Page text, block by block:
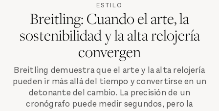
ESTILO
Breitling: Cuando el arte, la
sostenibilidad y la alta relojería
convergen
Breitling demuestra que el arte y la alta relojería
pueden ir más allá del tiempo y convertirse en un
detonante del cambio. La precisión de un
cronógrafo puede medir segundos, pero la